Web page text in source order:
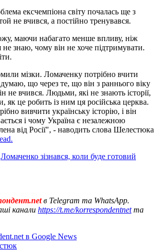
ексчемпіона світу почалась ще з
не вчився, а постійно тренувався.
маючи набагато менше впливу, ніж
знаю, чому він не хоче підтримувати.
мізки. Ломаченку потрібно вчити
що через те, що він з раннього віку
не вчився. Людьми, які не знають історії,
як це робить із ним ця російська церква.
вивчити українську історію, і він
і чому Україна є незалежною
від Росії", - наводить слова Шелестюка
Ломаченко зізнався, коли буде готовий
в Telegram та WhatsApp.
канали https://t.me/korrespondentnetта
в Google News